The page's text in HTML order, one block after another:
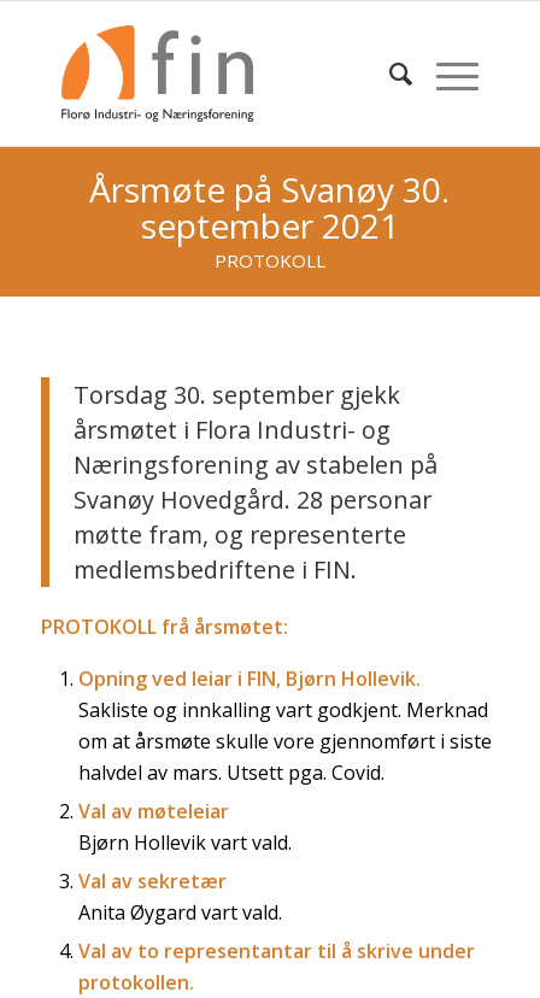
Årsmøte på Svanøy 30.
september 2021
PROTOKOLL
Torsdag 30. september gjekk
årsmøtet i Flora Industri- og
Næringsforening av stabelen på
Svanøy Hovedgård. 28 personar
møtte fram, og representerte
medlemsbedriftene i FIN.
PROTOKOLL frå årsmøtet:
Opning ved leiar i FIN, Bjørn Hollevik.
Sakliste og innkalling vart godkjent. Merknad
om at årsmøte skulle vore gjennomført i siste
halvdel av mars. Utsett pga. Covid.
Val av møteleiar
Bjørn Hollevik vart vald.
Val av sekretær
Anita Øygard vart vald.
Val av to representantar til å skrive under
protokollen.